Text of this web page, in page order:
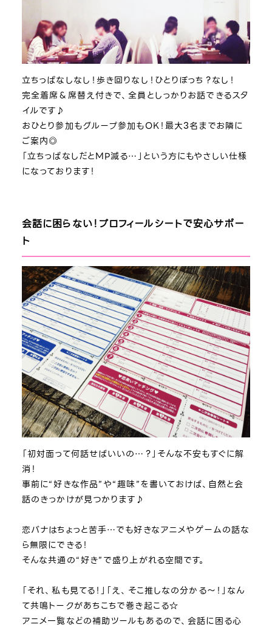
立ちっぱなしなし！歩き回りなし！ひとりぼっち？なし！
完全着席＆席替え付きで、全員としっかりお話できるスタ
イルです♪
おひとり参加もグループ参加もOK！最大3名までお隣に
ご案内◎
「立ちっぱなしだとMP減る…」という方にもやさしい仕様
になっております！
会話に困らない！プロフィールシートで安心サポー
ト
「初対面って何話せばいいの…？」そんな不安もすぐに解
消！
事前に“好きな作品”や“趣味”を書いておけば、自然と会
話のきっかけが見つかります♪
恋バナはちょっと苦手…でも好きなアニメやゲームの話な
ら無限にできる！
そんな共通の“好き”で盛り上がれる空間です。
「それ、私も見てる！」「え、そこ推しなの分かる～！」なん
て共鳴トークがあちこちで巻き起こる☆
アニメ一覧などの補助ツールもあるので、会話に困る心